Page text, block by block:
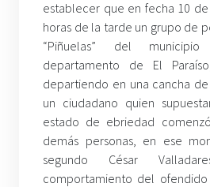
establecer que en fecha 10
horas de la tarde un grupo de
“Piñuelas” del
departamento de El
departiendo en una cancha
un ciudadano quien
estado de ebriedad
demás personas, en ese
segundo César
comportamiento del